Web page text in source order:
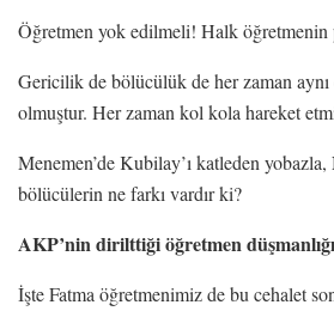
Öğretmen yok edilmeli! Halk öğretmenin
Gericilik de bölücülük de her zaman aynı
olmuştur. Her zaman kol kola hareket
Menemen’de Kubilay’ı katleden
bölücülerin ne farkı vardır ki?
AKP’nin dirilttiği öğretmen düşmanlığı
İşte Fatma öğretmenimiz de bu cehalet